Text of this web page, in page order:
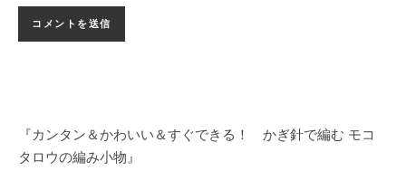
『カンタン＆かわいい＆すぐできる！ かぎ針で編む モコ
タロウの編み小物』